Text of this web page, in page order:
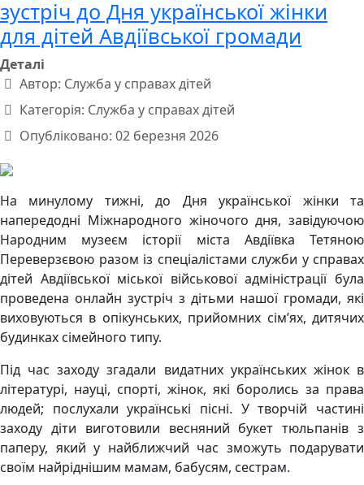
зустріч до Дня української жінки
для дітей Авдіївської громади
Деталі
Автор: Служба у справах дітей
Категорія: Служба у справах дітей
Опубліковано: 02 березня 2026
На минулому тижні, до Дня української жінки та
напередодні Міжнародного жіночого дня, завідуючою
Народним музеєм історії міста Авдіївка Тетяною
Переверзєвою разом із спеціалістами служби у справах
дітей Авдіївської міської військової адміністрації була
проведена онлайн зустріч з дітьми нашої громади, які
виховуються в опікунських, прийомних сім’ях, дитячих
будинках сімейного типу.
Під час заходу згадали видатних українських жінок в
літературі, науці, спорті, жінок, які боролись за права
людей; послухали українські пісні. У творчій частині
заходу діти виготовили весняний букет тюльпанів з
паперу, який у найближчий час зможуть подарувати
своїм найріднішим мамам, бабусям, сестрам.